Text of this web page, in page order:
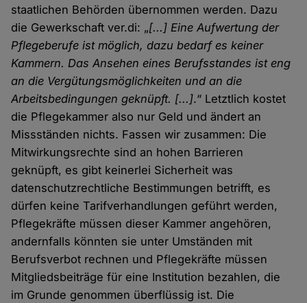
staatlichen Behörden übernommen werden. Dazu
die Gewerkschaft ver.di: „[...] Eine Aufwertung der
Pflegeberufe ist möglich, dazu bedarf es keiner
Kammern. Das Ansehen eines Berufsstandes ist eng
an die Vergütungsmöglichkeiten und an die
Arbeitsbedingungen geknüpft. [...].“ Letztlich kostet
die Pflegekammer also nur Geld und ändert an
Missständen nichts. Fassen wir zusammen: Die
Mitwirkungsrechte sind an hohen Barrieren
geknüpft, es gibt keinerlei Sicherheit was
datenschutzrechtliche Bestimmungen betrifft, es
dürfen keine Tarifverhandlungen geführt werden,
Pflegekräfte müssen dieser Kammer angehören,
andernfalls könnten sie unter Umständen mit
Berufsverbot rechnen und Pflegekräfte müssen
Mitgliedsbeiträge für eine Institution bezahlen, die
im Grunde genommen überflüssig ist. Die